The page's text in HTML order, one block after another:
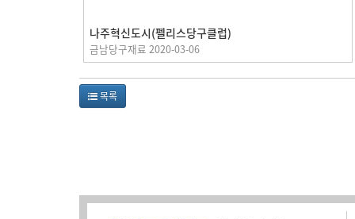
나주혁신도시(펠리스당구클럽)
금남당구재료 2020-03-06
목록